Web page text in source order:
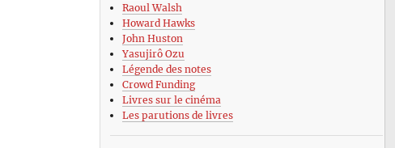
Raoul Walsh
Howard Hawks
John Huston
Yasujirô Ozu
Légende des notes
Crowd Funding
Livres sur le cinéma
Les parutions de livres